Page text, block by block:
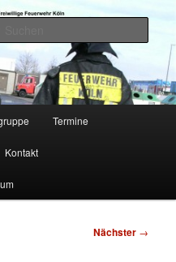
Rodenkirchen
Termine
Kontakt
Nächster →